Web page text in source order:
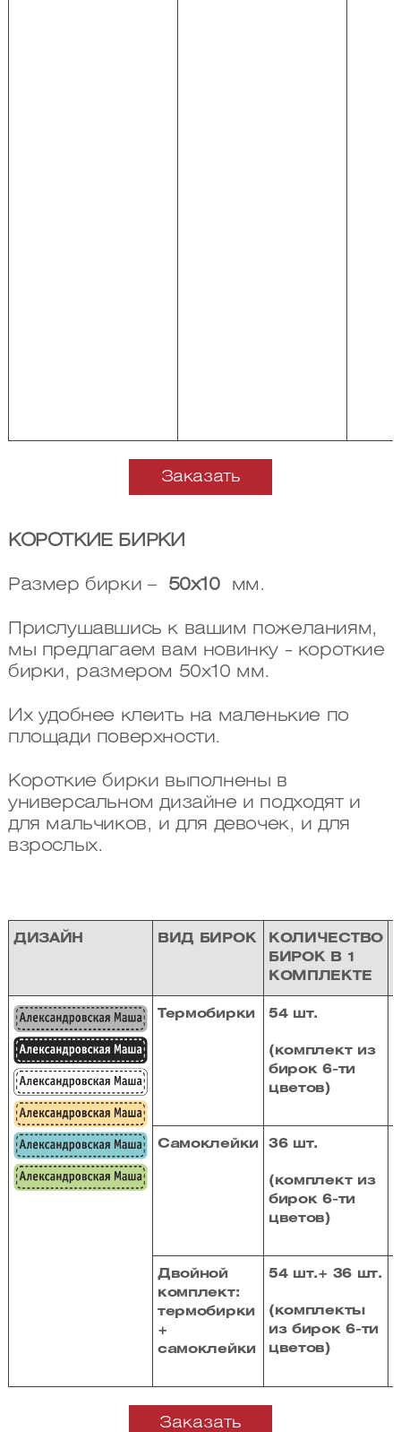
Заказать
КОРОТКИЕ БИРКИ
Размер бирки – 50х10 мм.
Прислушавшись к вашим пожеланиям,
мы предлагаем вам новинку - короткие
бирки, размером 50х10 мм.
Их удобнее клеить на маленькие по
площади поверхности.
Короткие бирки выполнены в
универсальном дизайне и подходят и
для мальчиков, и для девочек, и для
взрослых.
ДИЗАЙН ВИД БИРОК
КОЛИЧЕСТВО
БИРОК В 1
КОМПЛЕКТЕ
Термобирки 54 шт.
(комплект из
бирок 6-ти
цветов)
Самоклейки 36 шт.
(комплект из
бирок 6-ти
цветов)
Двойной
комплект:
термобирки
+
самоклейки
54 шт.+ 36 шт.
(комплекты
из бирок 6-ти
цветов)
Заказать